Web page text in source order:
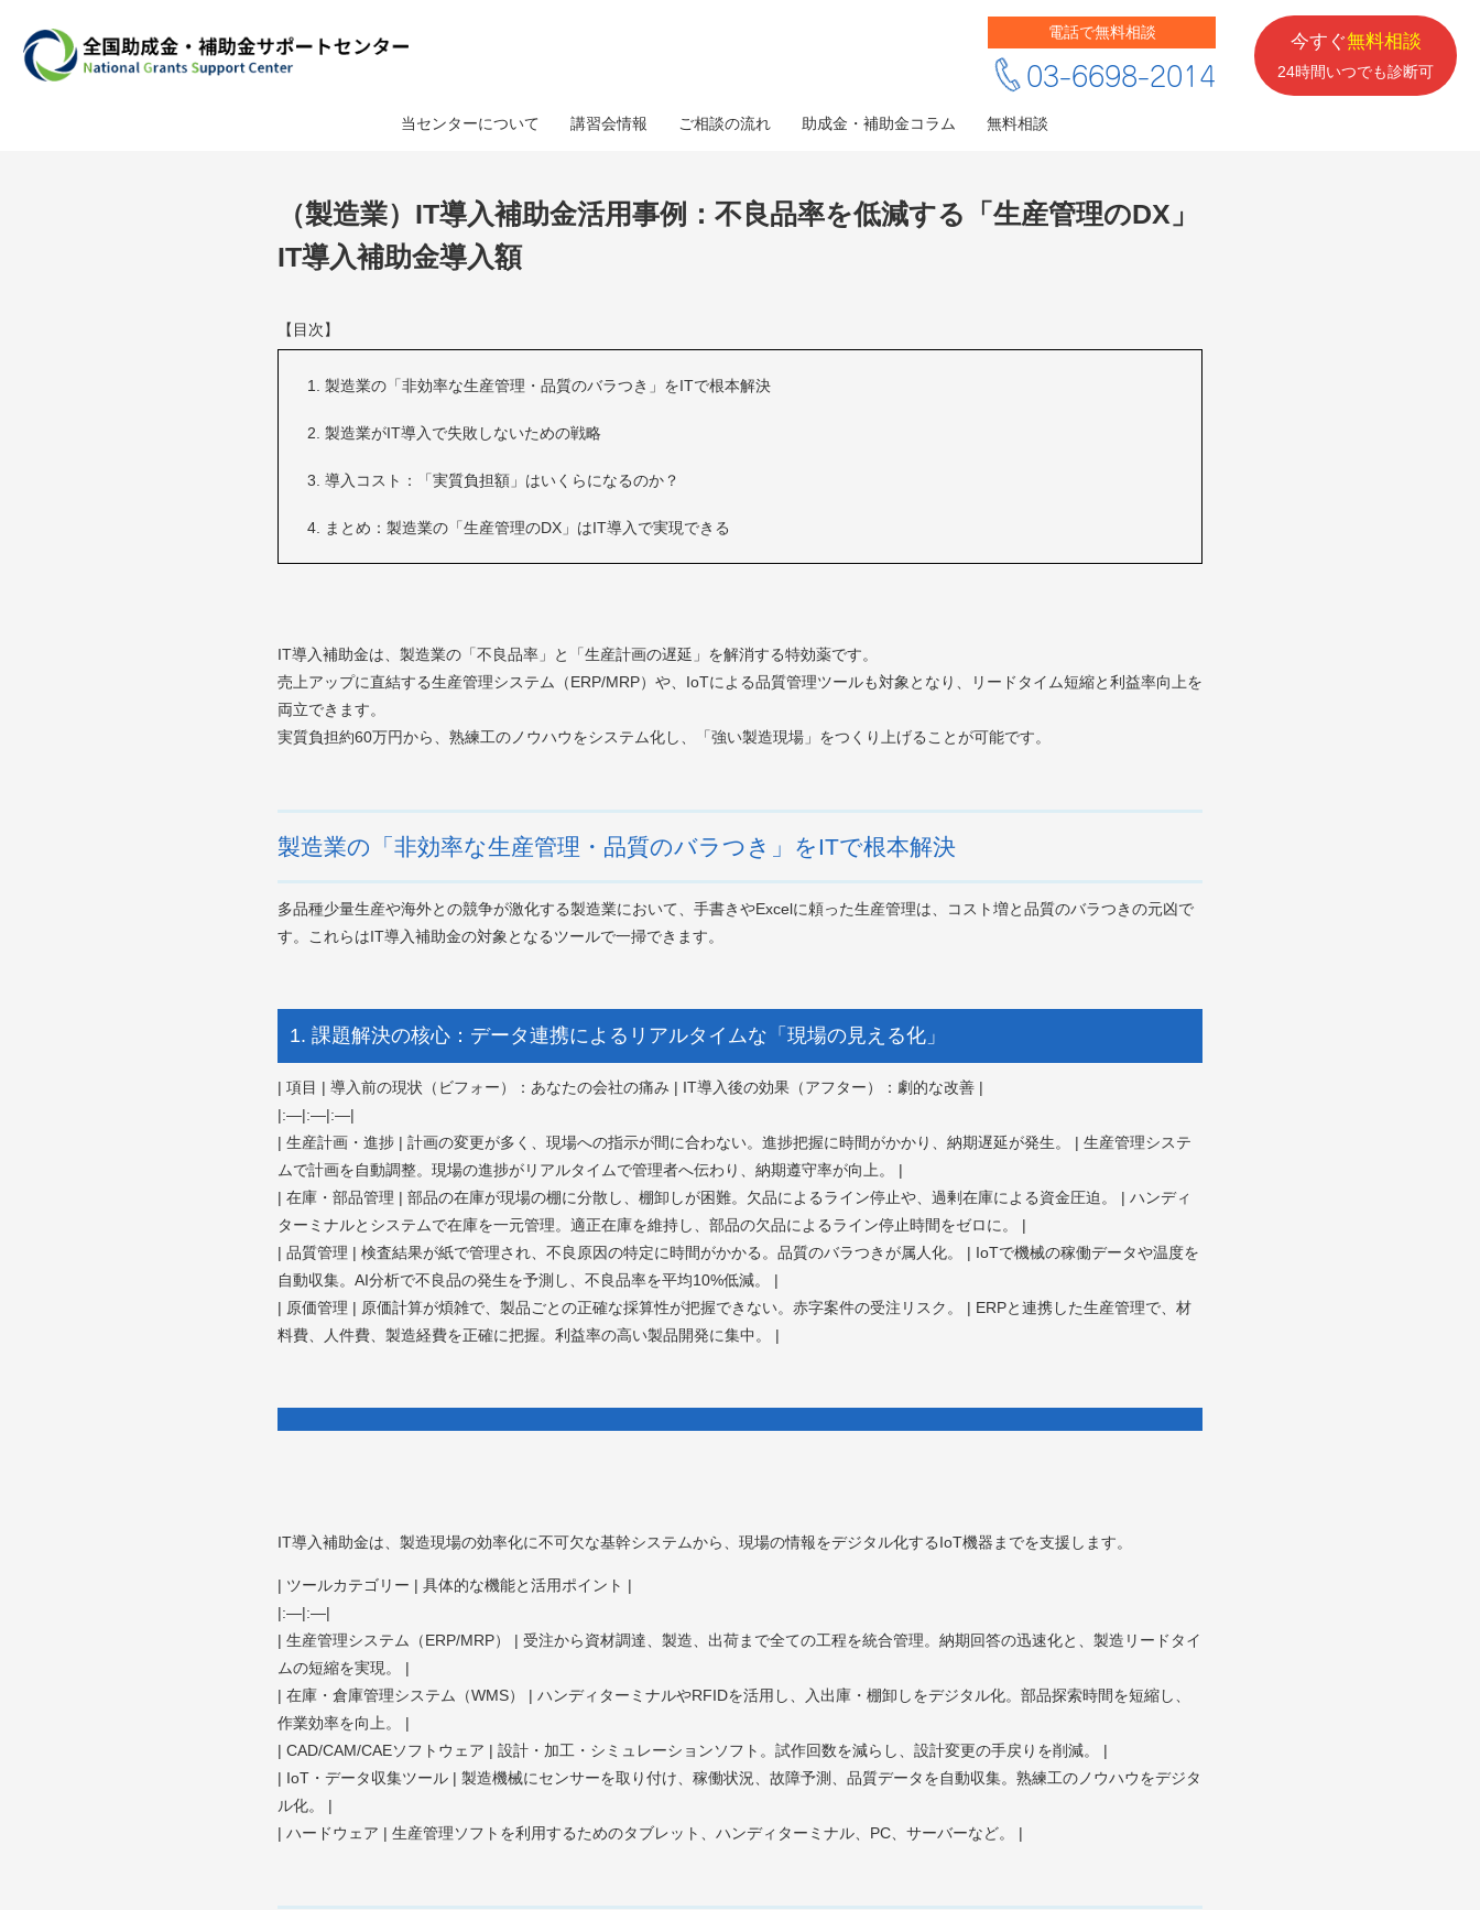
電話で無料相談
03-6698-2014
今すぐ無料相談
24時間いつでも診断可
当センターについて 講習会情報 ご相談の流れ 助成金・補助金コラム 無料相談
（製造業）IT導入補助金活用事例：不良品率を低減する「生産管理のDX」
IT導入補助金導入額
【目次】
製造業の「非効率な生産管理・品質のバラつき」をITで根本解決
製造業がIT導入で失敗しないための戦略
導入コスト：「実質負担額」はいくらになるのか？
まとめ：製造業の「生産管理のDX」はIT導入で実現できる
IT導入補助金は、製造業の「不良品率」と「生産計画の遅延」を解消する特効薬です。
売上アップに直結する生産管理システム（ERP/MRP）や、IoTによる品質管理ツールも対象となり、リードタイム短縮と利益率向上を
両立できます。
実質負担約60万円から、熟練工のノウハウをシステム化し、「強い製造現場」をつくり上げることが可能です。
製造業の「非効率な生産管理・品質のバラつき」をITで根本解決
多品種少量生産や海外との競争が激化する製造業において、手書きやExcelに頼った生産管理は、コスト増と品質のバラつきの元凶で
す。これらはIT導入補助金の対象となるツールで一掃できます。
1. 課題解決の核心：データ連携によるリアルタイムな「現場の見える化」
| 項目 | 導入前の現状（ビフォー）：あなたの会社の痛み | IT導入後の効果（アフター）：劇的な改善 |
|:—|:—|:—|
| 生産計画・進捗 | 計画の変更が多く、現場への指示が間に合わない。進捗把握に時間がかかり、納期遅延が発生。 | 生産管理システ
ムで計画を自動調整。現場の進捗がリアルタイムで管理者へ伝わり、納期遵守率が向上。 |
| 在庫・部品管理 | 部品の在庫が現場の棚に分散し、棚卸しが困難。欠品によるライン停止や、過剰在庫による資金圧迫。 | ハンディ
ターミナルとシステムで在庫を一元管理。適正在庫を維持し、部品の欠品によるライン停止時間をゼロに。 |
| 品質管理 | 検査結果が紙で管理され、不良原因の特定に時間がかかる。品質のバラつきが属人化。 | IoTで機械の稼働データや温度を
自動収集。AI分析で不良品の発生を予測し、不良品率を平均10%低減。 |
| 原価管理 | 原価計算が煩雑で、製品ごとの正確な採算性が把握できない。赤字案件の受注リスク。 | ERPと連携した生産管理で、材
料費、人件費、製造経費を正確に把握。利益率の高い製品開発に集中。 |
IT導入補助金は、製造現場の効率化に不可欠な基幹システムから、現場の情報をデジタル化するIoT機器までを支援します。
| ツールカテゴリー | 具体的な機能と活用ポイント |
|:—|:—|
| 生産管理システム（ERP/MRP） | 受注から資材調達、製造、出荷まで全ての工程を統合管理。納期回答の迅速化と、製造リードタイ
ムの短縮を実現。 |
| 在庫・倉庫管理システム（WMS） | ハンディターミナルやRFIDを活用し、入出庫・棚卸しをデジタル化。部品探索時間を短縮し、
作業効率を向上。 |
| CAD/CAM/CAEソフトウェア | 設計・加工・シミュレーションソフト。試作回数を減らし、設計変更の手戻りを削減。 |
| IoT・データ収集ツール | 製造機械にセンサーを取り付け、稼働状況、故障予測、品質データを自動収集。熟練工のノウハウをデジタ
ル化。 |
| ハードウェア | 生産管理ソフトを利用するためのタブレット、ハンディターミナル、PC、サーバーなど。 |